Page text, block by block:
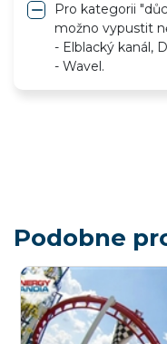
remove
Pro kategorii
možno vypustit
- Elblacký kanál,
- Wavel.
Podobne